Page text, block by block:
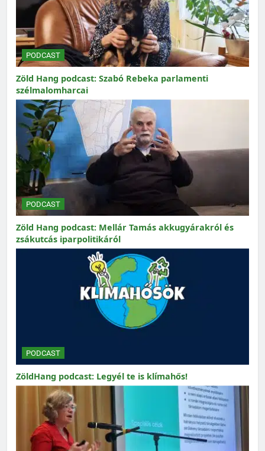
PODCAST
Zöld Hang podcast: Szabó Rebeka parlamenti
szélmalomharcai
PODCAST
Zöld Hang podcast: Mellár Tamás akkugyárakról és
zsákutcás iparpolitikáról
PODCAST
ZöldHang podcast: Legyél te is klímahős!